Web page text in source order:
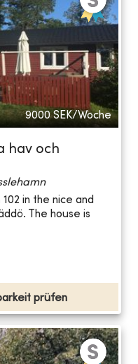
9000 SEK/Woche
hav och
in the nice and
The house is
prüfen